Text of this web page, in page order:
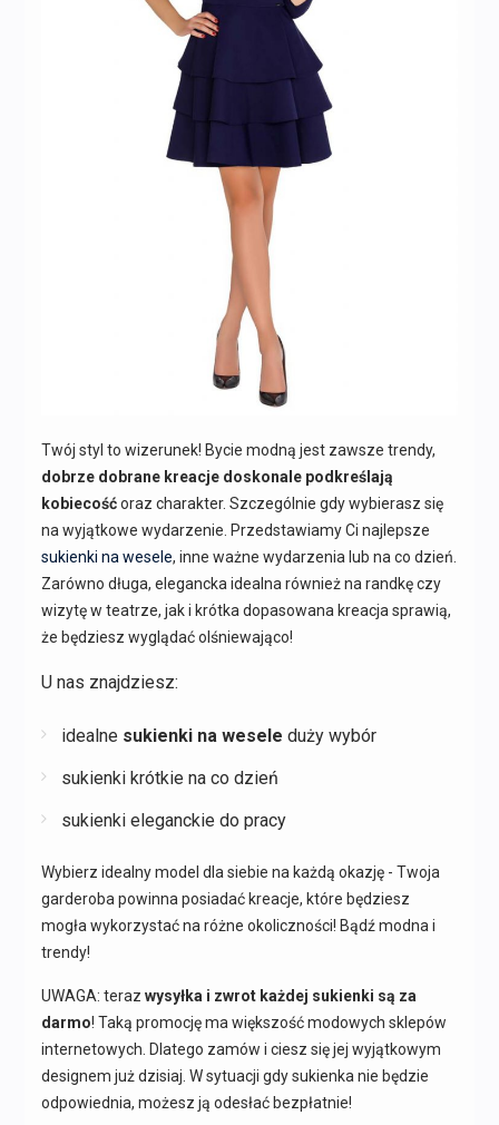
Twój styl to wizerunek! Bycie modną jest zawsze trendy,
dobrze dobrane kreacje doskonale podkreślają
kobiecośćoraz charakter. Szczególnie gdy wybierasz się
na wyjątkowe wydarzenie. Przedstawiamy Ci najlepsze
sukienki na wesele, inne ważne wydarzenia lub na co dzień.
Zarówno długa, elegancka idealna również na randkę czy
wizytę w teatrze, jak i krótka dopasowana kreacja sprawią,
że będziesz wyglądać olśniewająco!
U nas znajdziesz:
idealne sukienki na wesele duży wybór
sukienki krótkie na co dzień
sukienki eleganckie do pracy
Wybierz idealny model dla siebie na każdą okazję - Twoja
garderoba powinna posiadać kreacje, które będziesz
mogła wykorzystać na różne okoliczności! Bądź modna i
trendy!
UWAGA: teraz wysyłka i zwrot każdej sukienki są za
darmo! Taką promocję ma większość modowych sklepów
internetowych. Dlatego zamów i ciesz się jej wyjątkowym
designem już dzisiaj. W sytuacji gdy sukienka nie będzie
odpowiednia, możesz ją odesłać bezpłatnie!